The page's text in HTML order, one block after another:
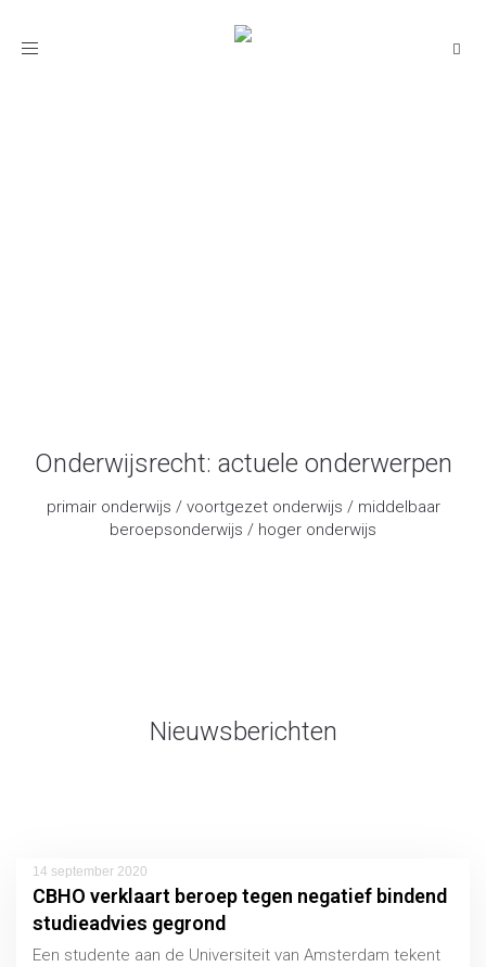
Toggle
Onderwijsrecht: actuele onderwerpen
primair onderwijs / voortgezet onderwijs / middelbaar
beroepsonderwijs / hoger onderwijs
Nieuwsberichten
14 september 2020
CBHO verklaart beroep tegen negatief bindend
studieadvies gegrond
Een studente aan de Universiteit van Amsterdam tekent